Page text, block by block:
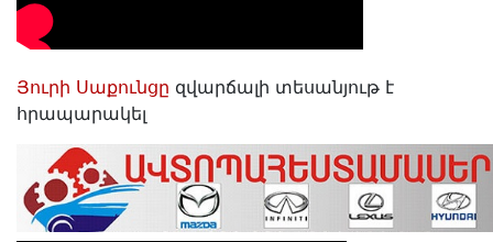
Յուրի Սաքունցը զվարճալի տեսանյութ է
հրապարակել